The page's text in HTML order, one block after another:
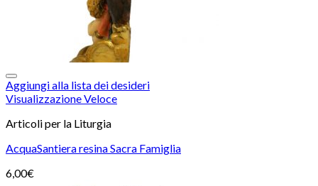
Aggiungi alla lista dei desideri
Visualizzazione Veloce
Articoli per la Liturgia
AcquaSantiera resina Sacra Famiglia
6,00€